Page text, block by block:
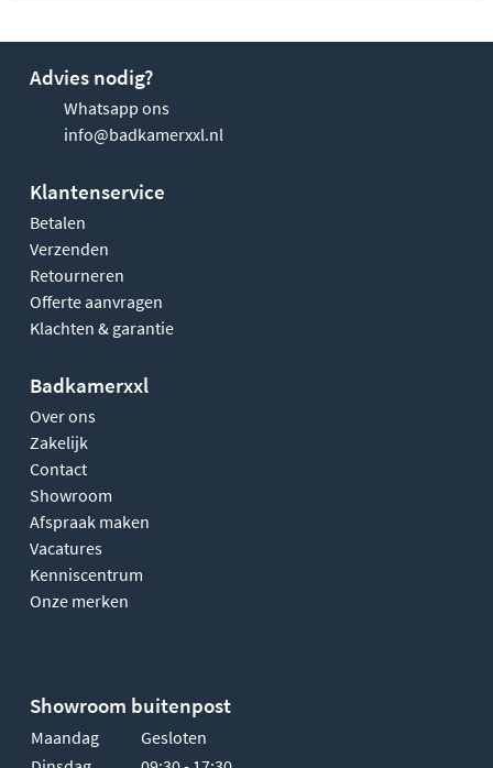
Advies nodig?
Whatsapp ons
info@badkamerxxl.nl
Klantenservice
Betalen
Verzenden
Retourneren
Offerte aanvragen
Klachten & garantie
Badkamerxxl
Over ons
Zakelijk
Contact
Showroom
Afspraak maken
Vacatures
Kenniscentrum
Onze merken
Showroom buitenpost
Maandag
Gesloten